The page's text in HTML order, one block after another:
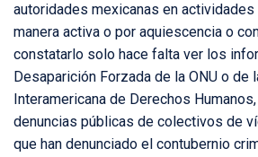
autoridades mexicanas en
manera activa o por aquiescencia o
constatarlo solo hace falta ver los
Desaparición Forzada de la ONU o de
Interamericana de Derechos
denuncias públicas de colectivos de
que han denunciado el contubernio